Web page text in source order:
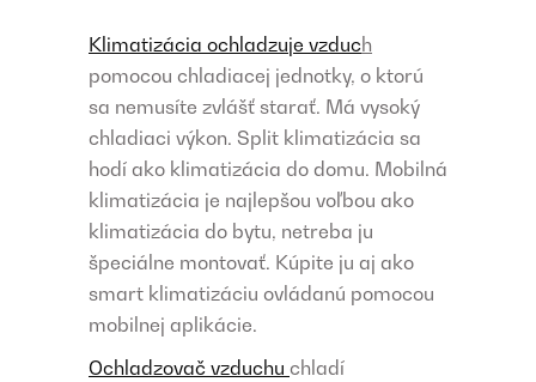
Klimatizácia ochladzuje vzduch
pomocou chladiacej jednotky, o ktorú
sa nemusíte zvlášť starať. Má vysoký
chladiaci výkon. Split klimatizácia sa
hodí ako klimatizácia do domu. Mobilná
klimatizácia je najlepšou voľbou ako
klimatizácia do bytu, netreba ju
špeciálne montovať. Kúpite ju aj ako
smart klimatizáciu ovládanú pomocou
mobilnej aplikácie.
Ochladzovač vzduchu chladí